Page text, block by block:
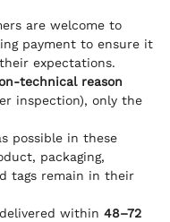
are welcome to
payment to ensure it
expectations.
technical reason
inspection), only the
possible in these
packaging,
tags remain in their
within 48–72